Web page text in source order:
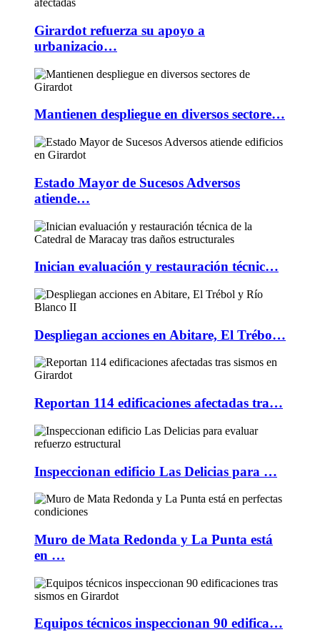
Girardot refuerza su apoyo a
urbanizacio…
Mantienen despliegue en diversos sectore…
Estado Mayor de Sucesos Adversos
atiende…
Inician evaluación y restauración técnic…
Despliegan acciones en Abitare, El Trébo…
Reportan 114 edificaciones afectadas tra…
Inspeccionan edificio Las Delicias para …
Muro de Mata Redonda y La Punta está
en …
Equipos técnicos inspeccionan 90 edifica…